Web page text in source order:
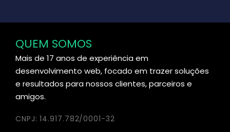
QUEM SOMOS
Mais de 17 anos de experiência em
desenvolvimento web, focado em trazer soluções
e resultados para nossos clientes, parceiros e
amigos.
CNPJ: 14.917.782/0001-32